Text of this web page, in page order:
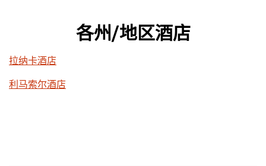
各州/地区酒店
拉纳卡酒店
利马索尔酒店